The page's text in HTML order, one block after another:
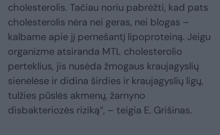
cholesterolis. Tačiau noriu pabrėžti, kad pats
cholesterolis nėra nei geras, nei blogas –
kalbame apie jį pernešantį lipoproteiną. Jeigu
organizme atsiranda MTL cholesterolio
perteklius, jis nusėda žmogaus kraujagyslių
sienelėse ir didina širdies ir kraujagyslių ligų,
tulžies pūslės akmenų, žarnyno
disbakteriozės riziką“, – teigia E. Grišinas.